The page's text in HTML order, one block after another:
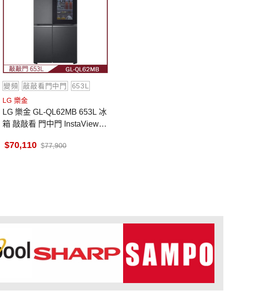
變頻 敲敲看門中門
653L
LG 樂金
LG 樂金 GL-QL62MB 653L 冰
箱 敲敲看 門中門 InstaView™
70,110 77,900